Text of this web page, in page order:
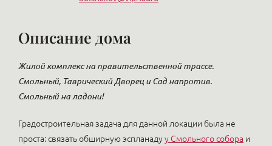
Описание дома
Жилой комплекс на правительственной трассе.
Смольный, Таврический Дворец и Сад напротив.
Смольный на ладони!
Градостроительная задача для данной локации была не
проста: связать обширную эспланадуу Смольного собора и